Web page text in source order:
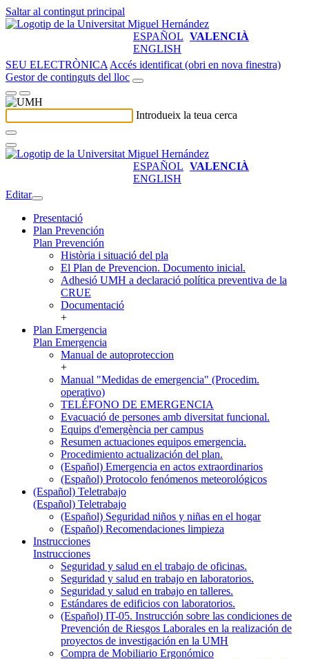
Saltar al contingut principal
ESPAÑOL VALENCIÀ
ENGLISH
SEU ELECTRÒNICA Accés identificat (obri en nova finestra)
Gestor de continguts del lloc
Introdueix la teua cerca
ESPAÑOL VALENCIÀ
ENGLISH
Editar
Presentació
Plan Prevención
Plan Prevención
Història i situació del pla
El Plan de Prevencion. Documento inicial.
Adhesió UMH a declaració política preventiva de la
CRUE
Documentació
+
Plan Emergencia
Plan Emergencia
Manual de autoproteccion
+
Manual "Medidas de emergencia" (Procedim.
operativo)
TELÉFONO DE EMERGENCIA
Evacuació de persones amb diversitat funcional.
Equips d'emergència per campus
Resumen actuaciones equipos emergencia.
Procedimiento actualización del plan.
(Español) Emergencia en actos extraordinarios
(Español) Protocolo fenómenos meteorológicos
(Español) Teletrabajo
(Español) Teletrabajo
(Español) Seguridad niños y niñas en el hogar
(Español) Recomendaciones limpieza
Instrucciones
Instrucciones
Seguridad y salud en el trabajo de oficinas.
Seguridad y salud en trabajo en laboratorios.
Seguridad y salud en trabajo en talleres.
Estándares de edificios con laboratorios.
(Español) IT-05. Instrucción sobre las condiciones de
Prevención de Riesgos Laborales en la realización de
proyectos de investigación en la UMH
Compra de Mobiliario Ergonómico